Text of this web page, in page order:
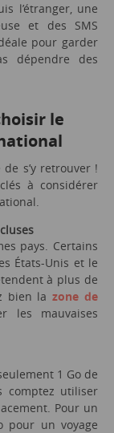
l’étranger, une
et des SMS
pour garder
dépendre des
le
s’y retrouver !
à considérer
pays. Certains
États-Unis et le
à plus de
bien lazone de
les mauvaises
1 Go de
comptez utiliser
Pour un
pour un voyage